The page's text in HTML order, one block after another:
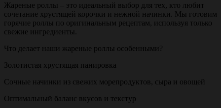
Жареные роллы – это идеальный выбор для тех, кто любит
сочетание хрустящей корочки и нежной начинки. Мы готовим
горячие роллы по оригинальным рецептам, используя только
свежие ингредиенты.
Что делает наши жареные роллы особенными?
Золотистая хрустящая панировка
Сочные начинки из свежих морепродуктов, сыра и овощей
Оптимальный баланс вкусов и текстур